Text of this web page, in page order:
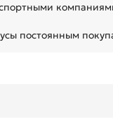
постоянным